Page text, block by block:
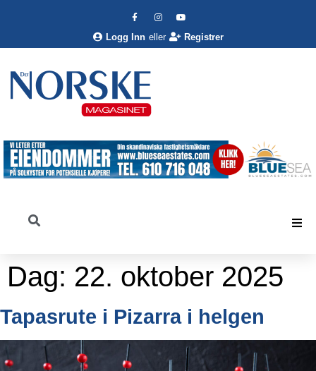
Logg Inn eller Registrer
Dag: 22. oktober 2025
Tapasrute i Pizarra i helgen